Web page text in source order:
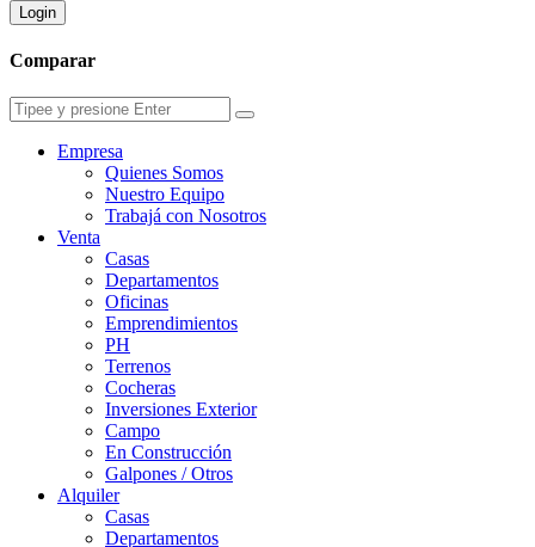
Login
Comparar
Empresa
Quienes Somos
Nuestro Equipo
Trabajá con Nosotros
Venta
Casas
Departamentos
Oficinas
Emprendimientos
PH
Terrenos
Cocheras
Inversiones Exterior
Campo
En Construcción
Galpones / Otros
Alquiler
Casas
Departamentos